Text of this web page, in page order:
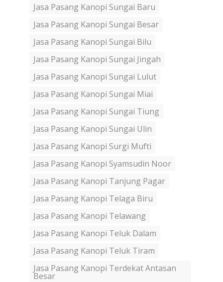
Jasa Pasang Kanopi Sungai Baru
Jasa Pasang Kanopi Sungai Besar
Jasa Pasang Kanopi Sungai Bilu
Jasa Pasang Kanopi Sungai Jingah
Jasa Pasang Kanopi Sungai Lulut
Jasa Pasang Kanopi Sungai Miai
Jasa Pasang Kanopi Sungai Tiung
Jasa Pasang Kanopi Sungai Ulin
Jasa Pasang Kanopi Surgi Mufti
Jasa Pasang Kanopi Syamsudin Noor
Jasa Pasang Kanopi Tanjung Pagar
Jasa Pasang Kanopi Telaga Biru
Jasa Pasang Kanopi Telawang
Jasa Pasang Kanopi Teluk Dalam
Jasa Pasang Kanopi Teluk Tiram
Jasa Pasang Kanopi Terdekat Antasan
Besar